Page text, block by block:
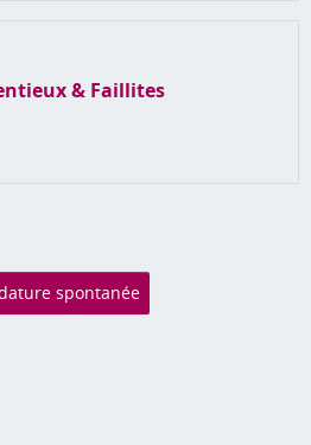
& Faillites
spontanée